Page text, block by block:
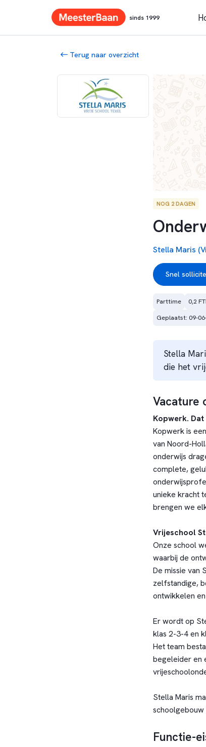
sinds 1999
Terug naar overzicht
NOG 2 DAGEN
Stella Maris
Snel
Parttime 0,2
Geplaatst: 09-
Stella
die het
Vacature
Kopwerk. Dat
Kopwerk is
van Noord-
onderwijs
complete,
unieke kracht
brengen we
Vrijeschool
Onze school
waarbij de
De missie van
zelfstandige,
ontwikkelen
Er wordt op
klas 2-3-4 en
Het team
begeleider en
Stella Maris
schoolgebouw
Functie-